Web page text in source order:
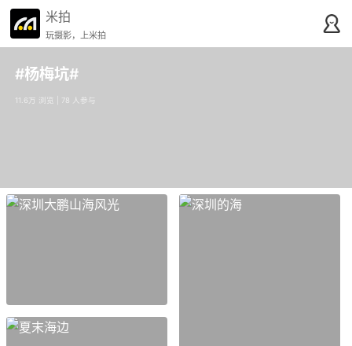
米拍
玩摄影，上米拍
#杨梅坑#
11.6万 浏览 | 78 人参与